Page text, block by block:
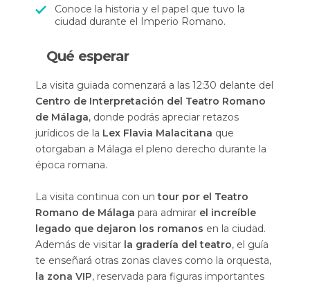
Conoce la historia y el papel que tuvo la
ciudad durante el Imperio Romano.
Qué esperar
La visita guiada comenzará a las 12:30 delante del
Centro de Interpretación del Teatro Romano
de Málaga, donde podrás apreciar retazos
jurídicos de la Lex Flavia Malacitana que
otorgaban a Málaga el pleno derecho durante la
época romana.
La visita continua con untour por el Teatro
Romano de Málaga para admirar el increíble
legado que dejaron los romanos en la ciudad.
Además de visitar la gradería del teatro, el guía
te enseñará otras zonas claves como la orquesta,
la zona VIP, reservada para figuras importantes